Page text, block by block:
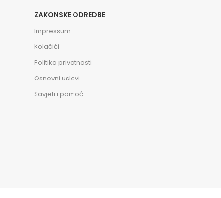
ZAKONSKE ODREDBE
Impressum
Kolačići
Politika privatnosti
Osnovni uslovi
Savjeti i pomoć